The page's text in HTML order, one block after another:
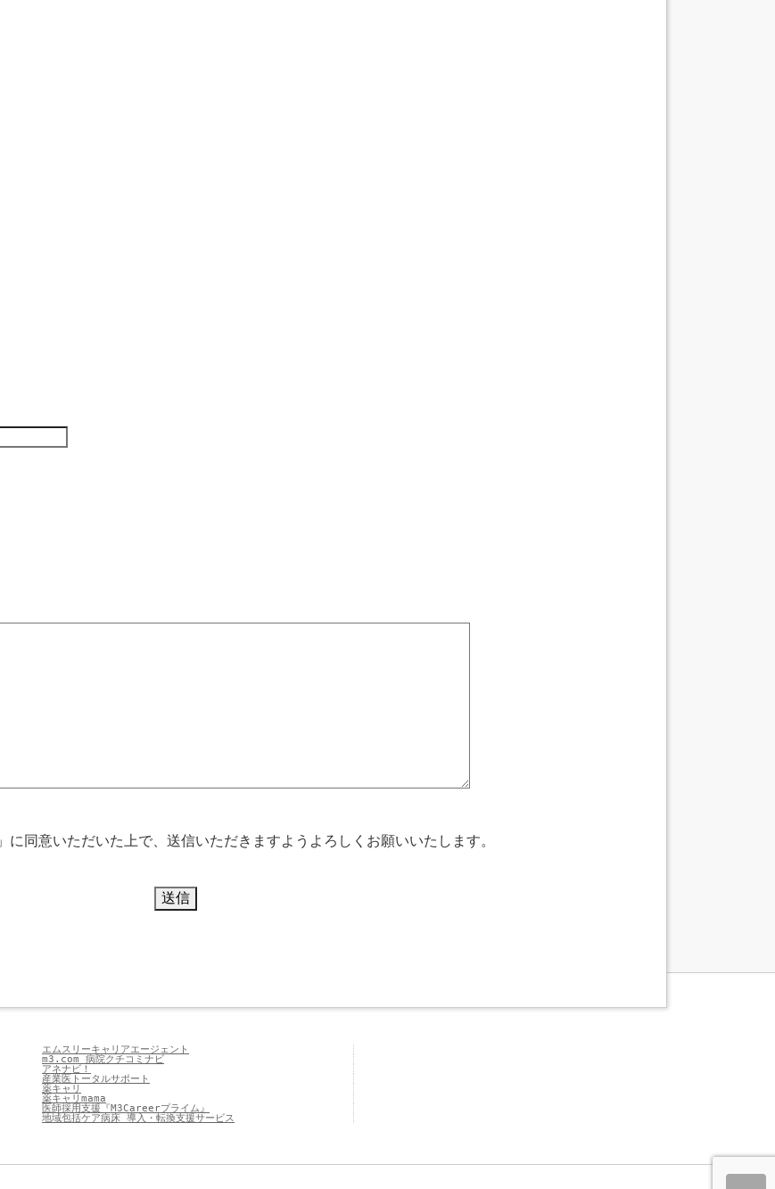
」に同意いただいた上で、送信いただきますようよろしくお願いいたします。
エムスリーキャリアエージェント
m3.com 病院クチコミナビ
アネナビ！
産業医トータルサポート
薬キャリ
薬キャリmama
医師採用支援『M3Careerプライム』
地域包括ケア病床 導入・転換支援サービス